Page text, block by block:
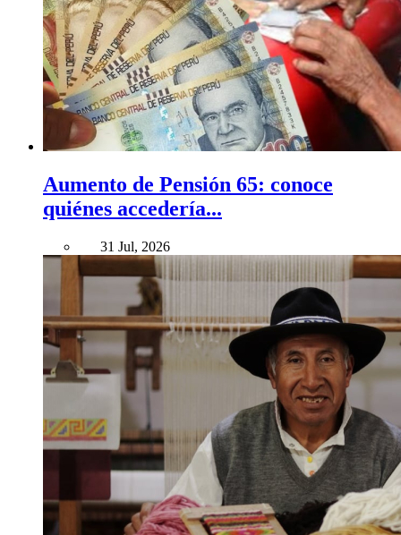
Aumento de Pensión 65: conoce
quiénes accedería...
31 Jul, 2026